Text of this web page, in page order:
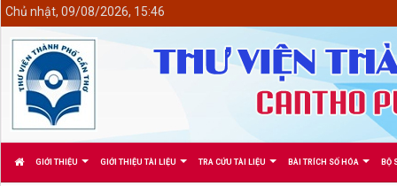
GIỚI THIỆU GIỚI THIỆU TÀI LIỆU TRA CỨU TÀI LIỆU BÀI TRÍCH SỐ HÓA BỘ
Chủ nhật, 09/08/2026, 15:46
<